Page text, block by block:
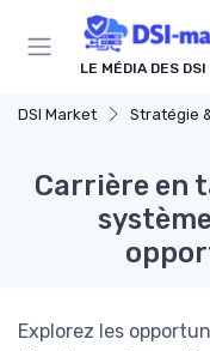
LE MÉDIA DES DSI
DSI Market Stratégie
Carrière en
Explorez les
Panneau de gestion